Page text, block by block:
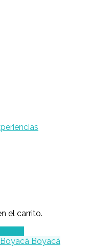
el carrito.
Boyacá Boyacá